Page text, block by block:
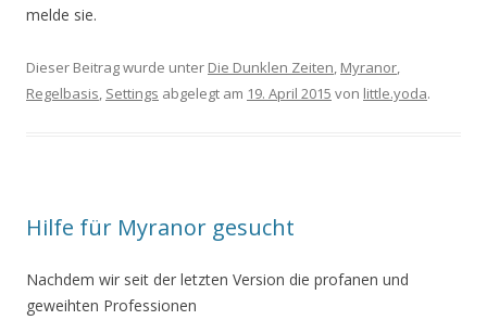
melde sie.
Dieser Beitrag wurde unter Die Dunklen Zeiten, Myranor,
Regelbasis, Settings abgelegt am 19. April 2015 von little.yoda.
Hilfe für Myranor gesucht
Nachdem wir seit der letzten Version die profanen und
geweihten Professionen